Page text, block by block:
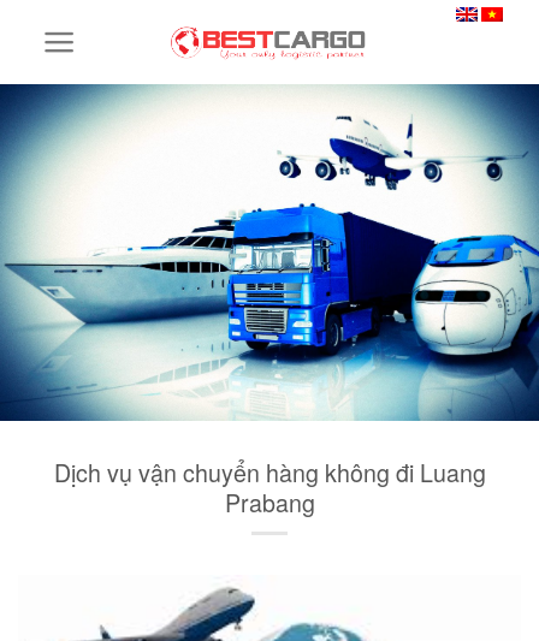
Dịch vụ vận chuyển hàng không đi Luang
Prabang